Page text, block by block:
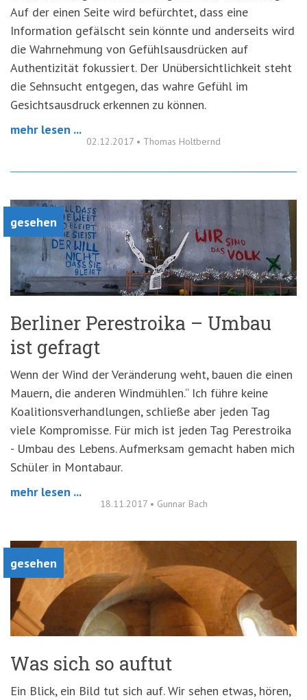
Auf der einen Seite wird befürchtet, dass eine
Information gefälscht sein könnte und anderseits wird
die Wahrnehmung von Gefühlsausdrücken auf
Authentizität fokussiert. Der Unübersichtlichkeit steht
die Sehnsucht entgegen, das wahre Gefühl im
Gesichtsausdruck erkennen zu können.
mehr lesen ...
02.12.2017 • Thomas Holtbernd
gesehen
Berliner Perestroika – Umbau
ist gefragt
Wenn der Wind der Veränderung weht, bauen die einen
Mauern, die anderen Windmühlen.“ Ich führe keine
Koalitionsverhandlungen, schließe aber jeden Tag
viele Kompromisse. Für mich ist jeden Tag Perestroika
- Umbau des Lebens. Aufmerksam gemacht haben mich
Schüler in Montabaur.
mehr lesen ...
18.11.2017 • Gunnar Bach
gesehen
Was sich so auftut
Ein Blick, ein Bild tut sich auf. Wir sehen etwas, hören,